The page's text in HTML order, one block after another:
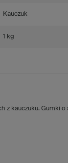
Kauczuk
1 kg
z kauczuku. Gumki